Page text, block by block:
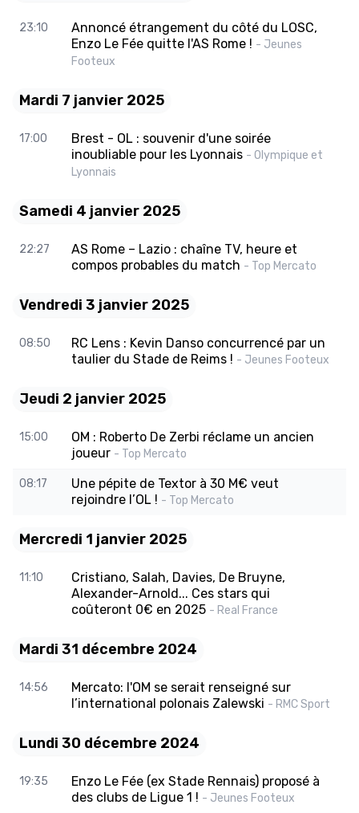
23:10
Annoncé étrangement du côté du LOSC,
Enzo Le Fée quitte l'AS Rome ! - Jeunes
Footeux
Mardi 7 janvier 2025
17:00
Brest - OL : souvenir d'une soirée
inoubliable pour les Lyonnais - Olympique et
Lyonnais
Samedi 4 janvier 2025
22:27
AS Rome – Lazio : chaîne TV, heure et
compos probables du match - Top Mercato
Vendredi 3 janvier 2025
08:50
RC Lens : Kevin Danso concurrencé par un
taulier du Stade de Reims ! - Jeunes Footeux
Jeudi 2 janvier 2025
15:00
OM : Roberto De Zerbi réclame un ancien
joueur - Top Mercato
08:17
Une pépite de Textor à 30 M€ veut
rejoindre l’OL ! - Top Mercato
Mercredi 1 janvier 2025
11:10
Cristiano, Salah, Davies, De Bruyne,
Alexander-Arnold... Ces stars qui
coûteront 0€ en 2025 - Real France
Mardi 31 décembre 2024
14:56
Mercato: l'OM se serait renseigné sur
l’international polonais Zalewski - RMC Sport
Lundi 30 décembre 2024
19:35
Enzo Le Fée (ex Stade Rennais) proposé à
des clubs de Ligue 1 ! - Jeunes Footeux